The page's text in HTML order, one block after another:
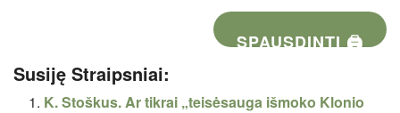
SPAUSDINTI 🖨
Susiję Straipsniai:
K. Stoškus. Ar tikrai „teisėsauga išmoko Klonio